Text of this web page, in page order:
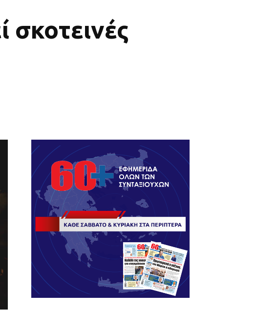
σκοτεινές